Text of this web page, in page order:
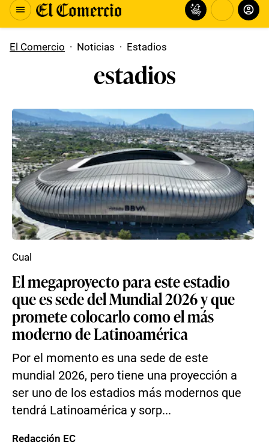
El Comercio · Noticias · Estadios
estadios
El megaproyecto para este estadio
que es sede del Mundial 2026 y que
promete colocarlo como el más
moderno de Latinoamérica
Por el momento es una sede de este
mundial 2026, pero tiene una proyección a
ser uno de los estadios más modernos que
tendrá Latinoamérica y sorp...
Cual
Redacción EC